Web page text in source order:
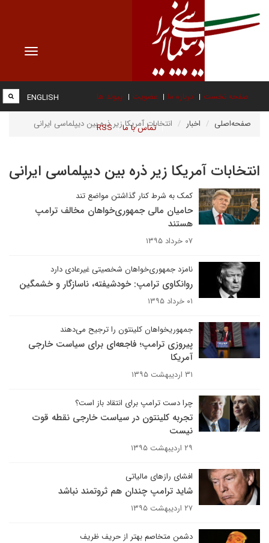
Toggle
صفحه نخست درباره ما عضویت پیوند ها
تماس با ما RSS
ENGLISH
صفحه‌اصلی اخبار انتخابات آمریکا زیر ذره بین دیپلماسی ایرانی
انتخابات آمریکا زیر ذره بین دیپلماسی ایرانی
کمک به شرط کنار گذاشتن مواضع تند
حامیان مالی جمهوری‌خواهان مخالف ترامپ
هستند
۰۷ خرداد ۱۳۹۵
نامزد جمهوری‌خواهان شخصیتی غیرعادی دارد
روانکاوی ترامپ: خودشیفته، ناسازگار و خشمگین
۰۱ خرداد ۱۳۹۵
جمهوریخواهان کلینتون را ترجیح می‌دهند
پیروزی ترامپ؛ فاجعه‌ای برای سیاست خارجی
آمریکا
۳۱ اردیبهشت ۱۳۹۵
چرا دست ترامپ برای انتقاد باز است؟
تجربه کلینتون در سیاست خارجی نقطه قوت
نیست
۲۹ اردیبهشت ۱۳۹۵
افشای رازهای مالیاتی
شاید ترامپ چندان هم ثروتمند نباشد
۲۷ اردیبهشت ۱۳۹۵
دشمن متخاصم بهتر از حریف ظریف